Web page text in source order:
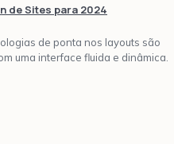
de Sites para 2024
de ponta nos layouts são
uma interface fluida e dinâmica.